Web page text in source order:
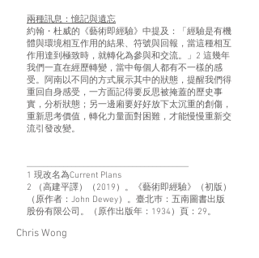
兩種訊息：憶記與遺忘
約翰・杜威的《藝術即經驗》中提及：「經驗是有機
體與環境相互作用的結果、符號與回報，當這種相互
作用達到極致時，就轉化為參與和交流。」2 這幾年
我們一直在經歷轉變，當中每個人都有不一樣的感
受。阿南以不同的方式展示其中的狀態，提醒我們得
重回自身感受，一方面記得要反思被掩蓋的歷史事
實，分析狀態；另一邊廂要好好放下太沉重的創傷，
重新思考價值，轉化力量面對困難，才能慢慢重新交
流引發改變。
1 現改名為Current Plans
2 （高建平譯）（2019）。《藝術即經驗》（初版）
（原作者：John Dewey）。臺北巿：五南圖書出版
股份有限公司。（原作出版年：1934）頁：29。
Chris Wong